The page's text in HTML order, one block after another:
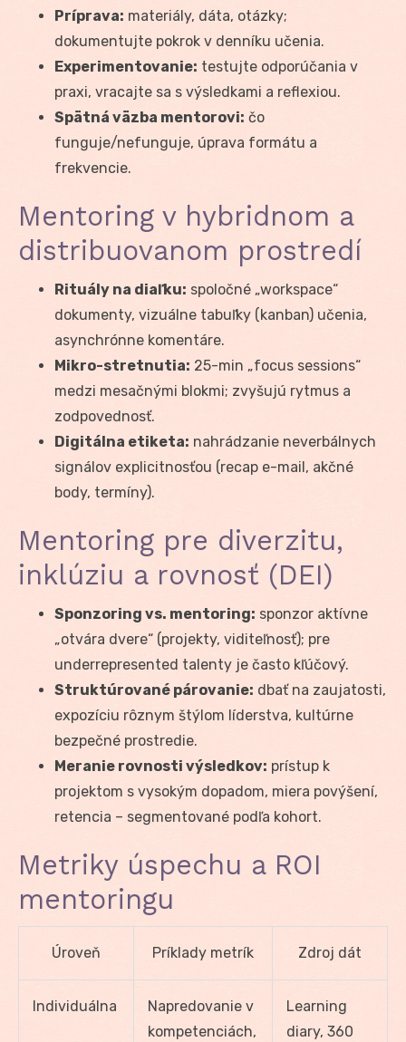
Príprava: materiály, dáta, otázky;
dokumentujte pokrok v denníku učenia.
Experimentovanie: testujte odporúčania v
praxi, vracajte sa s výsledkami a reflexiou.
Spätná väzba mentorovi: čo
funguje/nefunguje, úprava formátu a
frekvencie.
Mentoring v hybridnom a
distribuovanom prostredí
Rituály na diaľku: spoločné „workspace“
dokumenty, vizuálne tabuľky (kanban) učenia,
asynchrónne komentáre.
Mikro-stretnutia: 25-min „focus sessions“
medzi mesačnými blokmi; zvyšujú rytmus a
zodpovednosť.
Digitálna etiketa: nahrádzanie neverbálnych
signálov explicitnosťou (recap e-mail, akčné
body, termíny).
Mentoring pre diverzitu,
inklúziu a rovnosť (DEI)
Sponzoring vs. mentoring: sponzor aktívne
„otvára dvere“ (projekty, viditeľnosť); pre
underrepresented talenty je často kľúčový.
Struktúrované párovanie: dbať na zaujatosti,
expozíciu rôznym štýlom líderstva, kultúrne
bezpečné prostredie.
Meranie rovnosti výsledkov: prístup k
projektom s vysokým dopadom, miera povýšení,
retencia – segmentované podľa kohort.
Metriky úspechu a ROI
mentoringu
Úroveň Príklady metrík Zdroj dát
Individuálna
Napredovanie v
kompetenciách,
Learning
diary, 360